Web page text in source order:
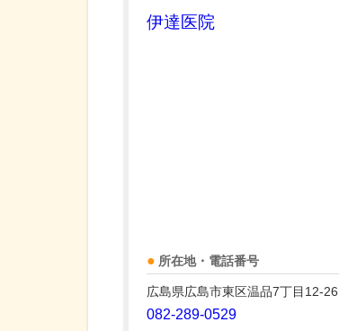
伊達医院
所在地・電話番号
広島県広島市東区温品7丁目12-26
082-289-0529